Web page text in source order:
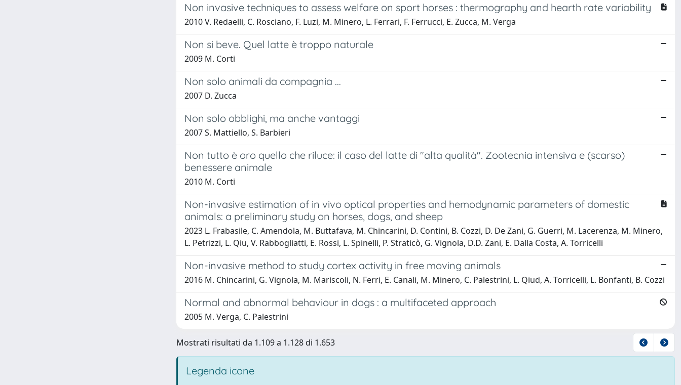
Non invasive techniques to assess welfare on sport horses : thermography and hearth rate variability
2010 V. Redaelli, C. Rosciano, F. Luzi, M. Minero, L. Ferrari, F. Ferrucci, E. Zucca, M. Verga
Non si beve. Quel latte è troppo naturale
2009 M. Corti
Non solo animali da compagnia ...
2007 D. Zucca
Non solo obblighi, ma anche vantaggi
2007 S. Mattiello, S. Barbieri
Non tutto è oro quello che riluce: il caso del latte di "alta qualità". Zootecnia intensiva e (scarso)
benessere animale
2010 M. Corti
Non-invasive estimation of in vivo optical properties and hemodynamic parameters of domestic
animals: a preliminary study on horses, dogs, and sheep
2023 L. Frabasile, C. Amendola, M. Buttafava, M. Chincarini, D. Contini, B. Cozzi, D. De Zani, G. Guerri, M. Lacerenza, M. Minero,
L. Petrizzi, L. Qiu, V. Rabbogliatti, E. Rossi, L. Spinelli, P. Straticò, G. Vignola, D.D. Zani, E. Dalla Costa, A. Torricelli
Non-invasive method to study cortex activity in free moving animals
2016 M. Chincarini, G. Vignola, M. Mariscoli, N. Ferri, E. Canali, M. Minero, C. Palestrini, L. Qiud, A. Torricelli, L. Bonfanti, B. Cozzi
Normal and abnormal behaviour in dogs : a multifaceted approach
2005 M. Verga, C. Palestrini
Mostrati risultati da 1.109 a 1.128 di 1.653
Legenda icone